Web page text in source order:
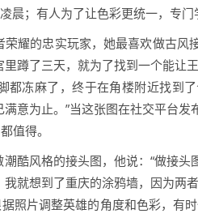
晨；有人为了让色彩更统一，专门
耀的忠实玩家，她最喜欢做古风
蹲了三天，就为了找到一个能让
都冻麻了，终于在角楼附近找到
意为止。”当这张图在社交平台
值得。
酷风格的接头图，他说：“做接
就想到了重庆的涂鸦墙，因为两
照片调整英雄的角度和色彩，有